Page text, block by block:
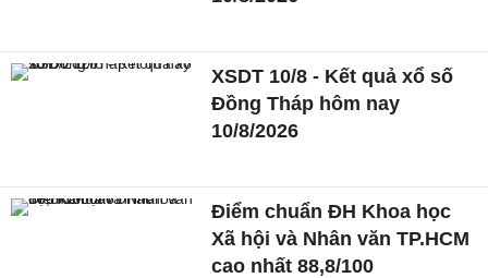
XSDT 10/8 - Kết quả xổ số
Đồng Tháp hôm nay
10/8/2026
Điểm chuẩn ĐH Khoa học
Xã hội và Nhân văn TP.HCM
cao nhất 88,8/100